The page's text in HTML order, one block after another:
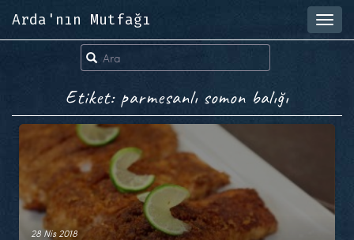
Arda'nın Mutfağı
Etiket: parmesanlı somon balığı
28 Nis 2018